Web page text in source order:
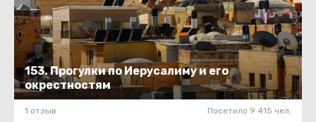
153. Прогулки по Иерусалиму и его
окрестностям
1 отзыв Посетило 9 415 чел.